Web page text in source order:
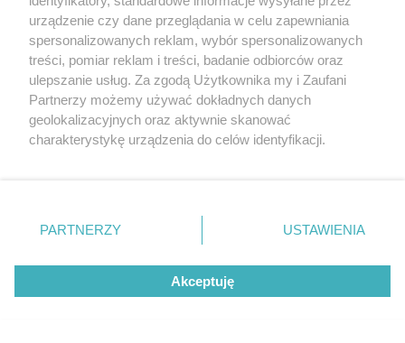
urządzenie czy dane przeglądania w celu zapewniania
spersonalizowanych reklam, wybór spersonalizowanych
treści, pomiar reklam i treści, badanie odbiorców oraz
ulepszanie usług. Za zgodą Użytkownika my i Zaufani
Partnerzy możemy używać dokładnych danych
geolokalizacyjnych oraz aktywnie skanować
charakterystykę urządzenia do celów identyfikacji.
zmienić/wycofać klikając przycisk ustawień prywatności
znajdujący się w lewym dolnym rogu strony
rodzaje przetwarzania danych nie wymagają zgody
użytkownika, ale masz prawo sprzeciwić się takiemu
przetwarzaniu. Preferencje będą miały zastosowanie tylko
PARTNERZY USTAWIENIA
Akceptuję